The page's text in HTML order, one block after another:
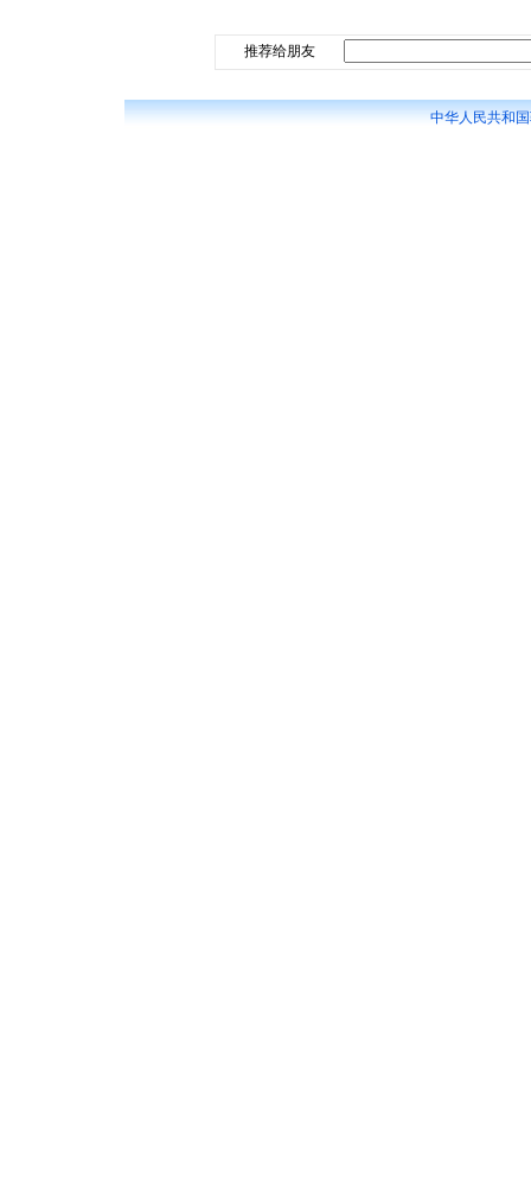
推荐给朋友
中华人民共和